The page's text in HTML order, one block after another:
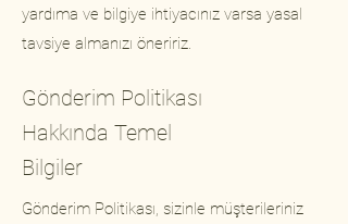
yardıma ve bilgiye ihtiyacınız varsa yasal
tavsiye almanızı öneririz.
Gönderim Politikası
Hakkında Temel
Bilgiler
Gönderim Politikası, sizinle müşterileriniz